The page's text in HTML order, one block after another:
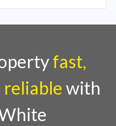
fast,
reliablewith